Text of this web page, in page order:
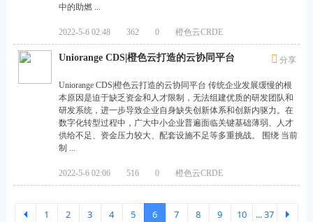
构
物
中的助燃 ...
橙色云CRDE
2022-5-6 02:48 362 0
分享
Uniorange CDS|橙色云打造的云协同平台
Uniorange CDS|橙色云打造的云协同平台 传统企业发展缓慢的根
本原因是迫于缺乏资金和人才限制，无法组建优质的研发团队和
研发系统，进一步导致企业自身缺失创新体系和创新内驱力。在
数字化转型过程中，广大中小企业普遍面临关键基础薄弱、人才
供给不足、资金压力较大、配套设施不足等多重挑战。 围绕 当前
制 ...
橙色云CRDE
2022-5-6 02:06 516 0
1 2 3 4 5 6 7 8 9 10 ... 37